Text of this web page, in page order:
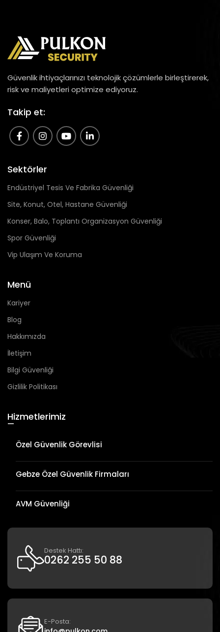
Güvenlik ihtiyaçlarınızı teknolojik çözümlerle birleştirerek,
risk ve maliyetleri optimize ediyoruz.
Takip et:
Sektörler
Endüstriyel Tesis Ve Fabrika Güvenliği
Site, Konut, Otel, Hastane Güvenliği
Konser, Balo, Toplantı Organizasyon Güvenliği
Spor Güvenliği
Vip Ulaşım Ve Koruma
Menü
Kariyer
Blog
Hakkımızda
İletişim
Bilgi Güvenliği
Gizlilik Politikası
Hizmetlerimiz
—
Özel Güvenlik Görevlisi
Gebze Özel Güvenlik Firmaları
AVM Güvenliği
Destek Hattı:
0262 255 50 88
E-Posta: